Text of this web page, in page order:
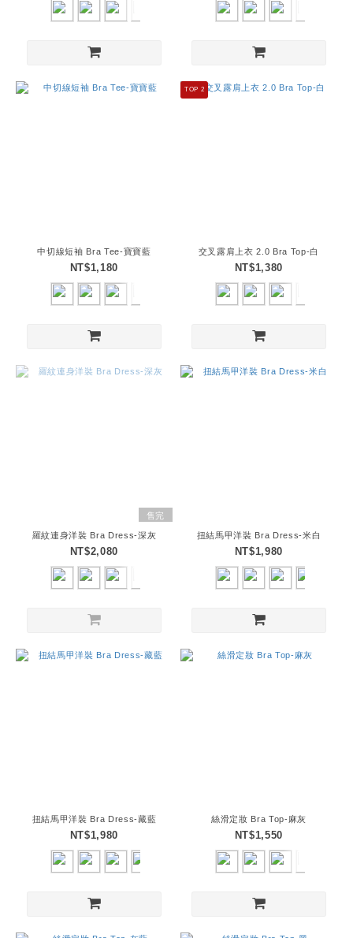
中切線短袖 Bra Tee-寶寶藍
NT$1,180
TOP 2
交叉露肩上衣 2.0 Bra Top-白
NT$1,380
售完
羅紋連身洋裝 Bra Dress-深灰
NT$2,080
扭結馬甲洋裝 Bra Dress-米白
NT$1,980
扭結馬甲洋裝 Bra Dress-藏藍
NT$1,980
絲滑定妝 Bra Top-麻灰
NT$1,550